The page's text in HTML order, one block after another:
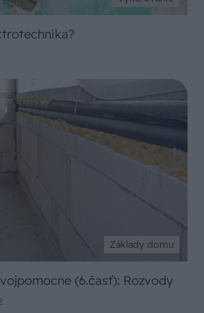
Základy domu
(6.časť): Rozvody